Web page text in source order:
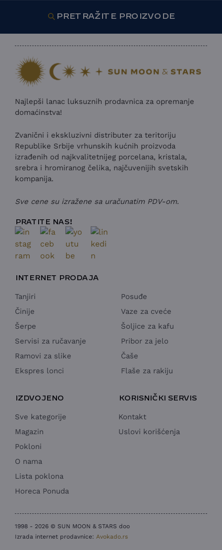
PRETRAŽITE PROIZVODE
Najlepši lanac luksuznih prodavnica za opremanje
domaćinstva!
Zvanični i ekskluzivni distributer za teritoriju
Republike Srbije vrhunskih kućnih proizvoda
izrađenih od najkvalitetnijeg porcelana, kristala,
srebra i hromiranog čelika, najčuvenijih svetskih
kompanija.
Sve cene su izražene sa uračunatim PDV-om.
PRATITE NAS!
INTERNET PRODAJA
Tanjiri
Činije
Šerpe
Servisi za ručavanje
Ramovi za slike
Ekspres lonci
Posuđe
Vaze za cveće
Šoljice za kafu
Pribor za jelo
Čaše
Flaše za rakiju
IZDVOJENO
Sve kategorije
Magazin
Pokloni
O nama
Lista poklona
Horeca Ponuda
KORISNIČKI SERVIS
Kontakt
Uslovi korišćenja
1998 - 2026 © SUN MOON & STARS doo
Izrada internet prodavnice: Avokado.rs